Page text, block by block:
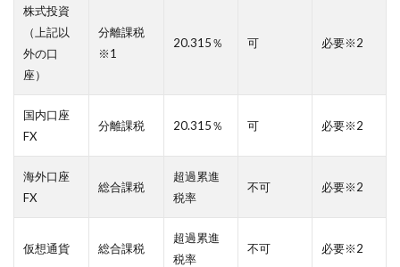
株式投資
（上記以
外の口
座）
分離課税
※1
20.315％ 可 必要※2
国内口座
FX
分離課税 20.315％ 可 必要※2
海外口座
FX
総合課税
超過累進
税率
不可 必要※2
仮想通貨 総合課税
超過累進
税率
不可 必要※2